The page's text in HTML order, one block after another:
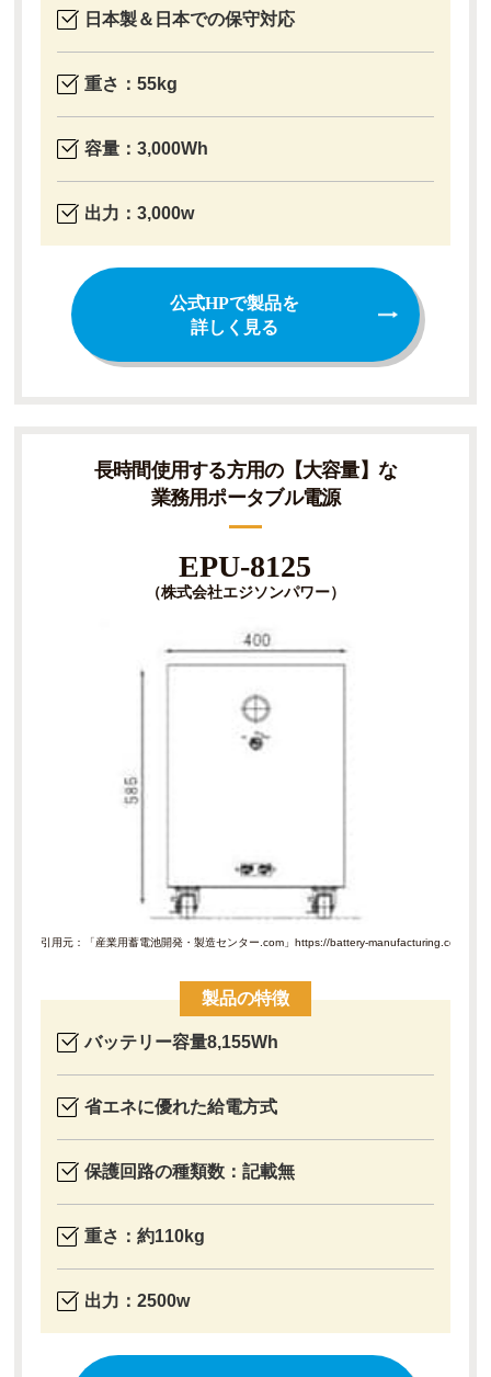
日本製＆日本での保守対応
重さ：55kg
容量：3,000Wh
出力：3,000w
公式HPで製品を
詳しく見る
長時間使用する方用の【大容量】な
業務用ポータブル電源
EPU-8125
（株式会社エジソンパワー）
引用元：「産業用蓄電池開発・製造センター.com」https://battery-manufacturing.com/
製品の特徴
バッテリー容量8,155Wh
省エネに優れた給電方式
保護回路の種類数：記載無
重さ：約110kg
出力：2500w